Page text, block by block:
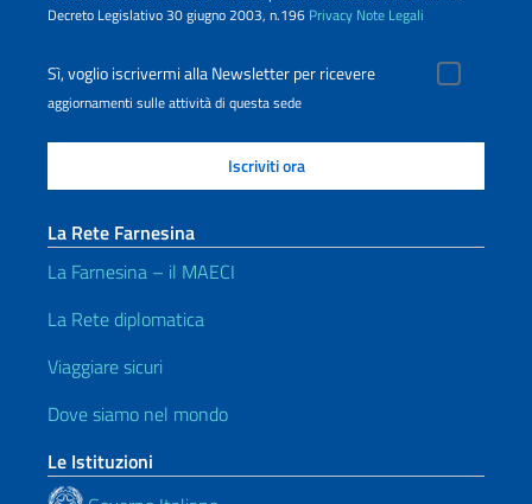
Decreto Legislativo 30 giugno 2003, n.196 Privacy Note Legali
Sì, voglio iscrivermi alla Newsletter per ricevere
aggiornamenti sulle attività di questa sede
La Rete Farnesina
La Farnesina – il MAECI
La Rete diplomatica
Viaggiare sicuri
Dove siamo nel mondo
Le Istituzioni